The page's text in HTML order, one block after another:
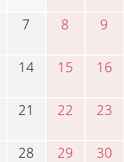
7 8 9
14 15 16
21 22 23
28 29 30